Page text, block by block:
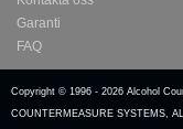
Garanti
FAQ
Copyright © 1996 - 2026 Alcohol
COUNTERMEASURE SYSTEMS,